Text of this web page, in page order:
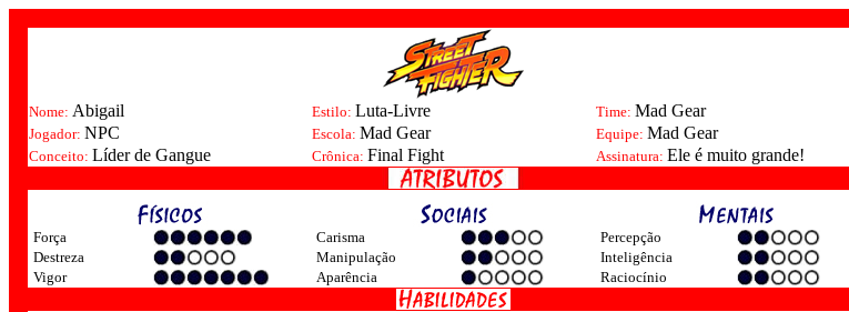
Nome: Abigail Estilo: Luta-Livre Time: Mad Gear
Jogador: NPC Escola: Mad Gear Equipe: Mad Gear
Conceito: Líder de Gangue Crônica: Final Fight Assinatura: Ele é muito grande!
Força Carisma
Percepção
Destreza
Manipulação
Inteligência
Vigor
Aparência Raciocínio